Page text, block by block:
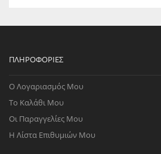
ΠΛΗΡΟΦΟΡΊΕΣ
Ο Λογαριασμός Μου
Το Καλάθι Μου
Οι Παραγγελίες Μου
Η Λίστα Επιθυμιών Μου